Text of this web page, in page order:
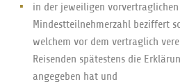
in der jeweiligen
Mindestteilnehmerzahl beziffert
welchem vor dem vertraglich
Reisenden spätestens die
angegeben hat und